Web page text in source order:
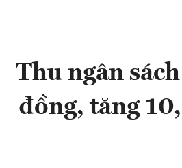
Thu ngân
đồng, tăng